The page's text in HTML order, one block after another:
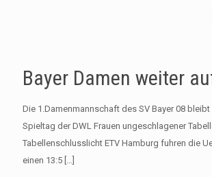
Bayer Damen weiter
Die 1.Damenmannschaft des SV Bayer 08
Spieltag der DWL Frauen ungeschlagener
Tabellenschlusslicht ETV Hamburg fuhren die
einen 13:5 […]